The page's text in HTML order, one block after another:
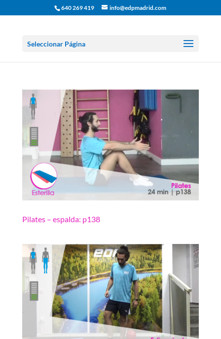
640 269 419 info@edpmadrid.com
Seleccionar Página
Pilates – espalda: p138